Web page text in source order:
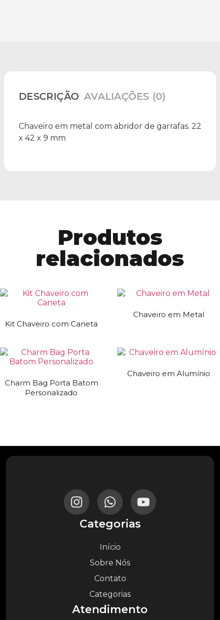
DESCRIÇÃO AVALIAÇÕES (0)
Chaveiro em metal com abridor de garrafas. 22
x 42 x 9 mm
Produtos
relacionados
Kit Chaveiro com Caneta
Chaveiro em Metal
Charm Bag Porta Batom
Personalizado
Chaveiro em Alumínio
Categorias
Início
Sobre Nós
Contato
Categorias
Atendimento